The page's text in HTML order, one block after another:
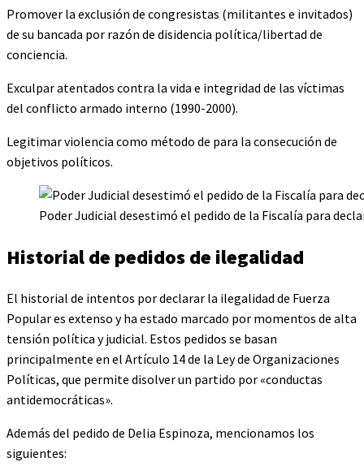
Promover la exclusión de congresistas (militantes e invitados)
de su bancada por razón de disidencia política/libertad de
conciencia.
Exculpar atentados contra la vida e integridad de las víctimas
del conflicto armado interno (1990-2000).
Legitimar violencia como método de para la consecución de
objetivos políticos.
Poder Judicial desestimó el pedido de la Fiscalía para
Historial de pedidos de ilegalidad
El historial de intentos por declarar la ilegalidad de Fuerza
Popular es extenso y ha estado marcado por momentos de alta
tensión política y judicial. Estos pedidos se basan
principalmente en el Artículo 14 de la Ley de Organizaciones
Políticas, que permite disolver un partido por «conductas
antidemocráticas».
Además del pedido de Delia Espinoza, mencionamos los
siguientes: